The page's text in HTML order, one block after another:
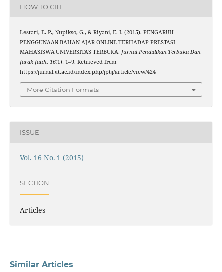
HOW TO CITE
Lestari, E. P., Nupikso, G., & Riyani, E. I. (2015). PENGARUH
PENGGUNAAN BAHAN AJAR ONLINE TERHADAP PRESTASI
MAHASISWA UNIVERSITAS TERBUKA. Jurnal Pendidikan Terbuka Dan
Jarak Jauh, 16(1), 1–9. Retrieved from
https://jurnal.ut.ac.id/index.php/jptjj/article/view/424
More Citation Formats
ISSUE
Vol. 16 No. 1 (2015)
SECTION
Articles
Similar Articles